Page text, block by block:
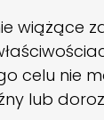
wiążące
celu nie
lub